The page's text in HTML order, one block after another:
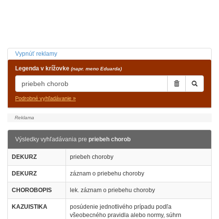
Vypnúť reklamy
Legenda v krížovke (napr. meno Eduarda)
Podrobné vyhľadávanie »
Výsledky vyhľadávania pre priebeh chorob
DEKURZ priebeh choroby
DEKURZ záznam o priebehu choroby
CHOROBOPIS lek. záznam o priebehu choroby
KAZUISTIKA
posúdenie jednotlivého prípadu podľa
všeobecného pravidla alebo normy, súhrn